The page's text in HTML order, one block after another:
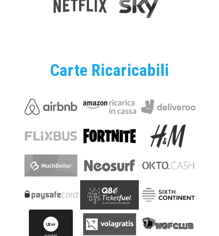
Carte Ricaricabili